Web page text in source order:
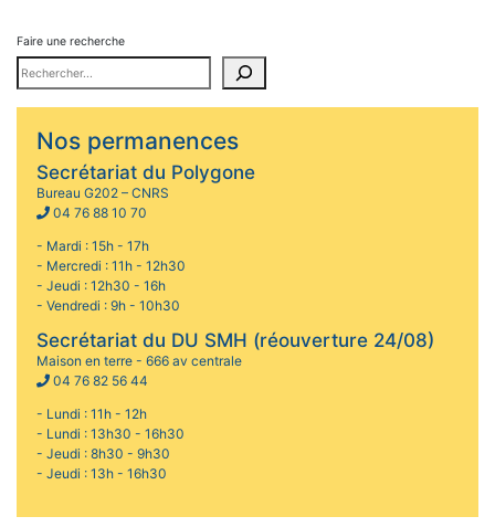
Faire une recherche
Nos permanences
Secrétariat du Polygone
Bureau G202 – CNRS
04 76 88 10 70
- Mardi : 15h - 17h
- Mercredi : 11h - 12h30
- Jeudi : 12h30 - 16h
- Vendredi : 9h - 10h30
Secrétariat du DU SMH (réouverture 24/08)
Maison en terre - 666 av centrale
04 76 82 56 44
- Lundi : 11h - 12h
- Lundi : 13h30 - 16h30
- Jeudi : 8h30 - 9h30
- Jeudi : 13h - 16h30